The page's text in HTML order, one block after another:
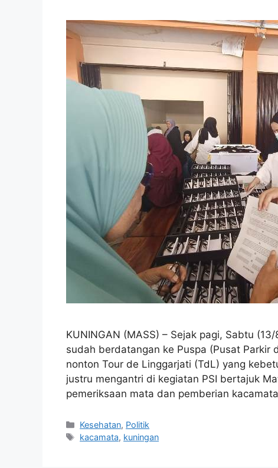
KUNINGAN (MASS) – Sejak pagi, Sabtu
sudah berdatangan ke Puspa (Pusat Parkir
nonton Tour de Linggarjati (TdL) yang
justru mengantri di kegiatan PSI bertajuk
pemeriksaan mata dan pemberian
Kategori
Kesehatan, Politik
Tag
kacamata, kuningan